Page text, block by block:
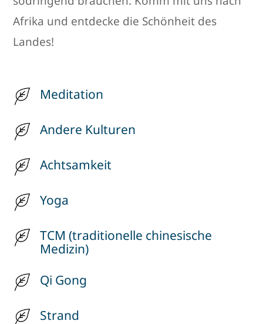
Afrika und entdecke die Schönheit des
Landes!
Meditation
Andere Kulturen
Achtsamkeit
Yoga
TCM (traditionelle chinesische
Medizin)
Qi Gong
Strand